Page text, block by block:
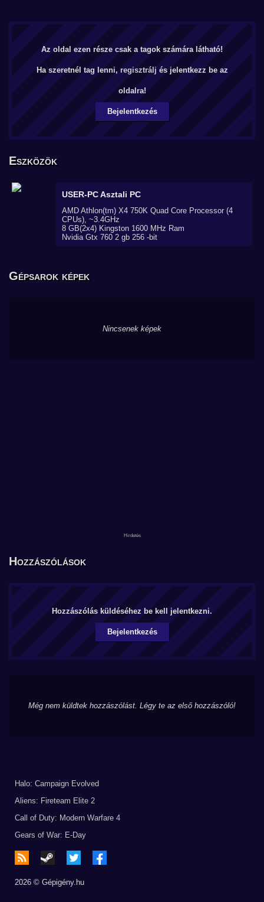
Az oldal ezen része csak a tagok számára látható!
Ha szeretnél tag lenni, regisztrálj és jelentkezz be az
oldalra!
Bejelentkezés
Eszközök
USER-PCAsztali PC
AMD Athlon(tm) X4 750K Quad Core Processor (4
CPUs), ~3.4GHz
8 GB(2x4) Kingston 1600 MHz Ram
Nvidia Gtx 760 2 gb 256 -bit
Gépsarok képek
Nincsenek képek
Hozzászólások
Hozzászólás küldéséhez be kell jelentkezni.
Bejelentkezés
Még nem küldtek hozzászólást. Légy te az első hozzászóló!
Halo: Campaign Evolved
Aliens: Fireteam Elite 2
Call of Duty: Modern Warfare 4
Gears of War: E-Day
2026 © Gépigény.hu